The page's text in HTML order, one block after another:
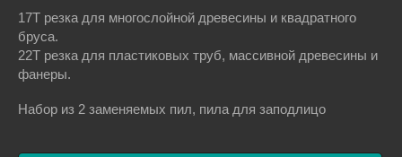
17T резка для многослойной древесины и квадратного
бруса.
22T резка для пластиковых труб, массивной древесины и
фанеры.
Набор из 2 заменяемых пил, пила для заподлицо